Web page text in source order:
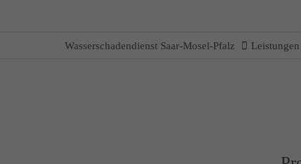
Wasserschadendienst Saar-Mosel-Pfalz Leistungen